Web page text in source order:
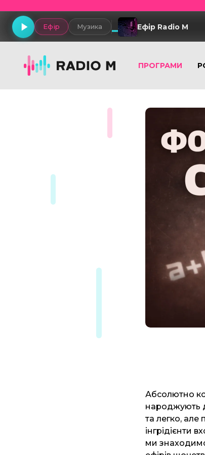
Ефір Музика Ефір Radio M
ПРОГРАМИ
Абсолютно
народжують
та легко, але
інгрідієнти
ми